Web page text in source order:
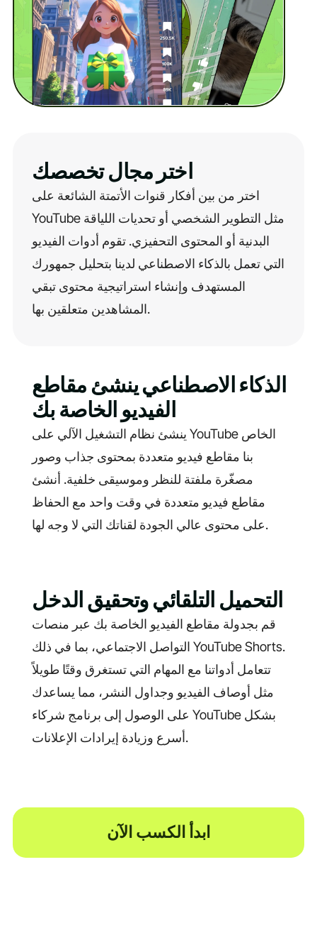
اختر مجال تخصصك
اختر من بين أفكار قنوات الأتمتة الشائعة على
YouTube مثل التطوير الشخصي أو تحديات اللياقة
البدنية أو المحتوى التحفيزي. تقوم أدوات الفيديو
التي تعمل بالذكاء الاصطناعي لدينا بتحليل جمهورك
المستهدف وإنشاء استراتيجية محتوى تبقي
المشاهدين متعلقين بها.
الذكاء الاصطناعي ينشئ مقاطع
الفيديو الخاصة بك
ينشئ نظام التشغيل الآلي على YouTube الخاص
بنا مقاطع فيديو متعددة بمحتوى جذاب وصور
مصغّرة ملفتة للنظر وموسيقى خلفية. أنشئ
مقاطع فيديو متعددة في وقت واحد مع الحفاظ
على محتوى عالي الجودة لقناتك التي لا وجه لها.
التحميل التلقائي وتحقيق الدخل
قم بجدولة مقاطع الفيديو الخاصة بك عبر منصات
التواصل الاجتماعي، بما في ذلك YouTube Shorts.
تتعامل أدواتنا مع المهام التي تستغرق وقتًا طويلاً
مثل أوصاف الفيديو وجداول النشر، مما يساعدك
على الوصول إلى برنامج شركاء YouTube بشكل
أسرع وزيادة إيرادات الإعلانات.
ابدأ الكسب الآن